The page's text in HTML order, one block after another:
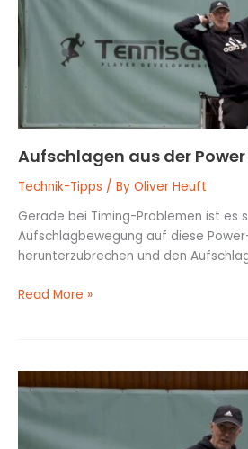
Aufschlagen aus der
Technik-Tipps / By Oliver Heuft
Gerade bei Timing-Problemen ist es
Aufschlagbewegung auf diese
herunterzubrechen und den
Position
Read More »
Bewegung
simulieren